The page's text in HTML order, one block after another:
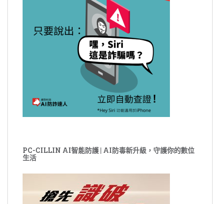
PC-CILLIN AI智能防護 | AI防毒新升級，守護你的數位
生活